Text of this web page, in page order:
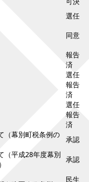
選任
同意
報告
済
選任
報告
済
選任
報告
済
（幕別町税条例の
承認
（平成28年度幕別
承認
民生